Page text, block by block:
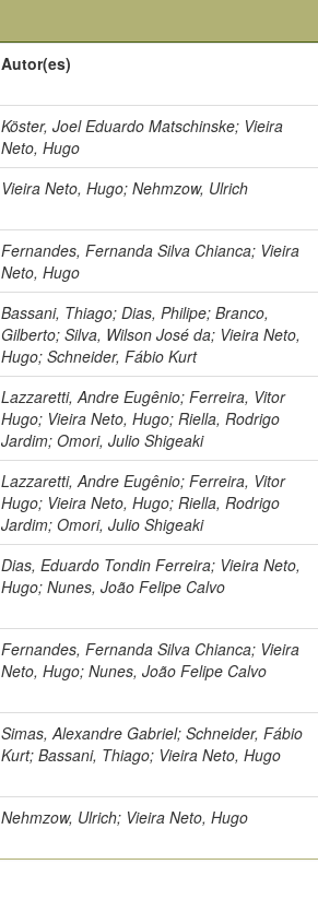
Autor(es)
Köster, Joel Eduardo Matschinske; Vieira
Neto, Hugo
Vieira Neto, Hugo; Nehmzow, Ulrich
Fernandes, Fernanda Silva Chianca; Vieira
Neto, Hugo
Bassani, Thiago; Dias, Philipe; Branco,
Gilberto; Silva, Wilson José da; Vieira Neto,
Hugo; Schneider, Fábio Kurt
Lazzaretti, Andre Eugênio; Ferreira, Vitor
Hugo; Vieira Neto, Hugo; Riella, Rodrigo
Jardim; Omori, Julio Shigeaki
Lazzaretti, Andre Eugênio; Ferreira, Vitor
Hugo; Vieira Neto, Hugo; Riella, Rodrigo
Jardim; Omori, Julio Shigeaki
Dias, Eduardo Tondin Ferreira; Vieira Neto,
Hugo; Nunes, João Felipe Calvo
Fernandes, Fernanda Silva Chianca; Vieira
Neto, Hugo; Nunes, João Felipe Calvo
Simas, Alexandre Gabriel; Schneider, Fábio
Kurt; Bassani, Thiago; Vieira Neto, Hugo
Nehmzow, Ulrich; Vieira Neto, Hugo